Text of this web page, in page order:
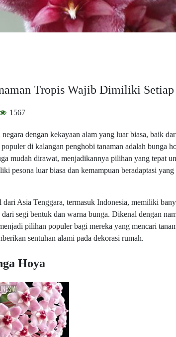
Tropis Wajib Dimiliki Setiap
1567
dengan kekayaan alam yang luar biasa, baik
di kalangan penghobi tanaman adalah bunga
mudah dirawat, menjadikannya pilihan yang tepat
pesona luar biasa dan kemampuan beradaptasi
dari Asia Tenggara, termasuk Indonesia, memiliki
segi bentuk dan warna bunga. Dikenal dengan
pilihan populer bagi mereka yang mencari
sentuhan alami pada dekorasi rumah.
Hoya